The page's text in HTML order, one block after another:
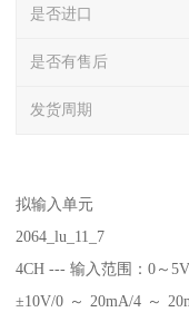
是否进口
是否有售后
发货周期
拟输入单元
2064_lu_11_7
4CH --- 输入范围：0～
±10V/0～20mA/4～